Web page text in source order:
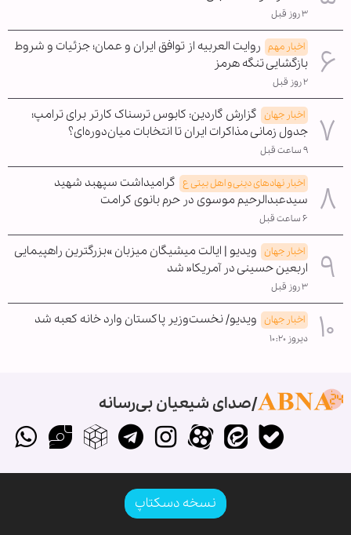
۳ روز قبل
اخبار مهم روایت العربیه از توافق ایران و عمان؛ جزئیات و شروط
بازگشایی تنگه هرمز
۲ روز قبل
اخبار جهان گزارش گاردین: کابوس ترسناک کارتر برای ترامپ؛
جدول زمانی مذاکرات ایران تا انتخابات میان‌دوره‌ای؟
۹ ساعت قبل
اخبار نهادهای دینی و اهل بیتی ع گرامیداشت سپهبد شهید
سیدعبدالرحیم موسوی در حرم بانوی کرامت
۶ ساعت قبل
اخبار جهان ویدیو | ایالت میشیگان میزبان »بزرگترین راهپیمایی
اربعین حسینی در آمریکا« شد
۳ روز قبل
اخبار جهان ویدیو/ نخست‌وزیر پاکستان وارد خانه کعبه شد
دیروز ۱۰:۲۰
صدای شیعیان بی‌رسانه
نسخه دسکتاپ